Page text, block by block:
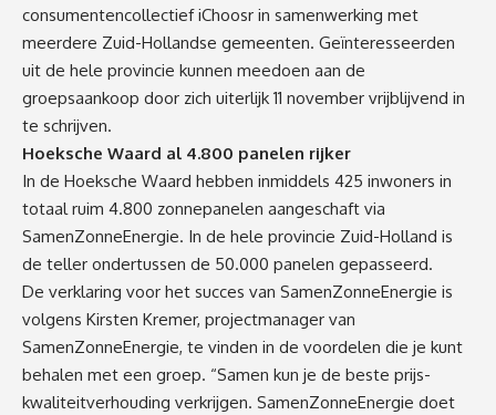
consumentencollectief iChoosr in samenwerking met
meerdere Zuid-Hollandse gemeenten. Geïnteresseerden
uit de hele provincie kunnen meedoen aan de
groepsaankoop door zich uiterlijk 11 november vrijblijvend in
te schrijven.
Hoeksche Waard al 4.800 panelen rijker
In de Hoeksche Waard hebben inmiddels 425 inwoners in
totaal ruim 4.800 zonnepanelen aangeschaft via
SamenZonneEnergie. In de hele provincie Zuid-Holland is
de teller ondertussen de 50.000 panelen gepasseerd.
De verklaring voor het succes van SamenZonneEnergie is
volgens Kirsten Kremer, projectmanager van
SamenZonneEnergie, te vinden in de voordelen die je kunt
behalen met een groep. “Samen kun je de beste prijs-
kwaliteitverhouding verkrijgen. SamenZonneEnergie doet